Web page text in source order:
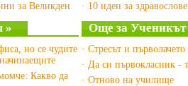
за Великден
· 10 идеи за
»
но се чудите
Какво да
Още за Ученикът
· Стресът и първолачето
· Да си първокласник -
· Отново на училище